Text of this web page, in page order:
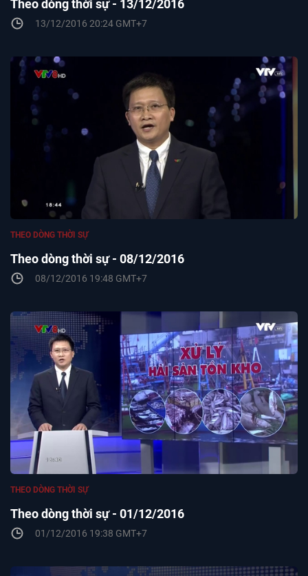
Theo dòng thời sự - 13/12/2016
13/12/2016 20:24 GMT+7
Theo dòng thời sự - 08/12/2016
THEO DÒNG THỜI SỰ
08/12/2016 19:48 GMT+7
Theo dòng thời sự - 01/12/2016
THEO DÒNG THỜI SỰ
01/12/2016 19:38 GMT+7